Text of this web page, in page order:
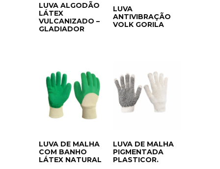
LUVA ALGODÃO
LÁTEX
VULCANIZADO –
GLADIADOR
LUVA
ANTIVIBRAÇÃO
VOLK GORILA
LUVA DE MALHA
COM BANHO
LÁTEX NATURAL
LUVA DE MALHA
PIGMENTADA
PLASTICOR.